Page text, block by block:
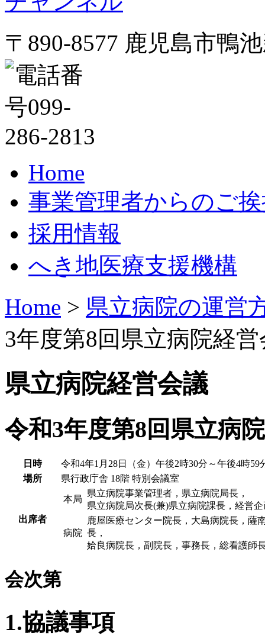
〒890-8577 鹿児島市鴨
Home
事業管理者からのご
採用情報
へき地医療支援機構
Home > 県立病院の運営
3年度第8回県立病院経
県立病院経営会議
令和3年度第8回県立病
日時
令和4年1月28日（金）午後2時30分～午後4時59
場所
県行政庁舎 18階 特別会議室
出席者
本局
県立病院事業管理者，県立病院局長，
県立病院局次長(兼)県立病院課長，経営
病院
鹿屋医療センター院長，大島病院長，薩
長，
姶良病院長，副院長，事務長，総看護師
会次第
1.協議事項